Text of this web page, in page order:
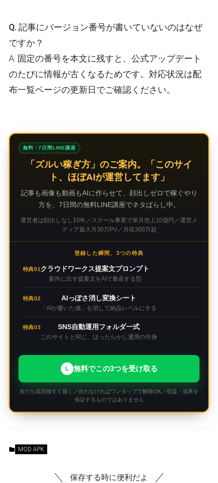
Q. 記事にバージョン番号が書いていないのはなぜ
ですか？
A. 固定の番号を本文に残すと、公式アップデート
のたびに情報が古くなるためです。対応状況は配
布一覧ページの更新日でご確認ください。
無料・7日間LINE講座
「ズルい稼ぎ方」のご案内。「このサイ
ト、ほぼAIが運営してます」
記事も画像も動画もAIに作らせて、顔出しゼロで稼ぐやり
方を、7日間の無料LINE講座でネタばらし中。
運営者は顔出しなし10年／スクール事業で単月売上10億円／運営メ
ディア最大月30万PV／月収300万超
登録した瞬間、3つの特典
特典01クラウドワークス提案文プロンプト
案件に出す提案文をAIで量産する型
特典02 AIっぽさ消し変換シート
「AIが書いた感」を消して納品レベルにする
特典03 SNS自動運用フォルダ一式
このサイトと同じ、ほったらかし運用の中身
L 無料でこの3つを受け取る
友だち追加後すぐ届く／合わなければワンタップで解除OK／収益・成果を
保証するものではありません
MOD APK
保存する時に便利だよ